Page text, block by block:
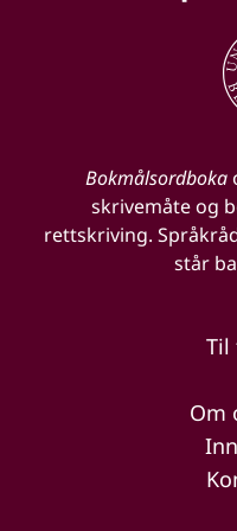
Bokmålsordboka
skrivemåte og
rettskriving.
står
Til
Om